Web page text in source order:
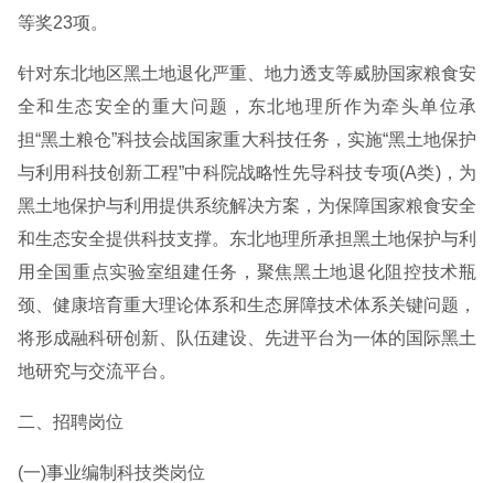
等奖23项。
针对东北地区黑土地退化严重、地力透支等威胁国家粮食安
全和生态安全的重大问题，东北地理所作为牵头单位承
担“黑土粮仓”科技会战国家重大科技任务，实施“黑土地保护
与利用科技创新工程”中科院战略性先导科技专项(A类)，为
黑土地保护与利用提供系统解决方案，为保障国家粮食安全
和生态安全提供科技支撑。东北地理所承担黑土地保护与利
用全国重点实验室组建任务，聚焦黑土地退化阻控技术瓶
颈、健康培育重大理论体系和生态屏障技术体系关键问题，
将形成融科研创新、队伍建设、先进平台为一体的国际黑土
地研究与交流平台。
二、招聘岗位
(一)事业编制科技类岗位